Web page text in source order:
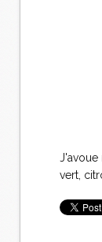
J'avoue
vert,